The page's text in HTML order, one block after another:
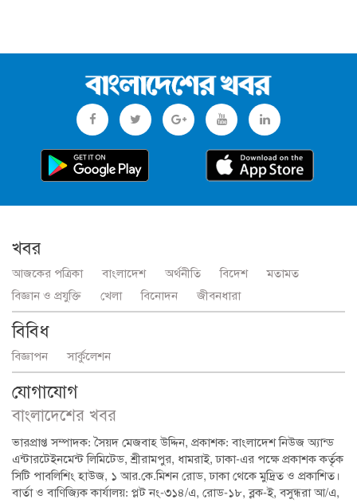
খবর
আজকের পত্রিকা বাংলাদেশ অর্থনীতি বিদেশ
মতামত
বিজ্ঞান ও প্রযুক্তি
খেলা বিনোদন জীবনধারা
বিবিধ
বিজ্ঞাপন সার্কুলেশন
যোগাযোগ
বাংলাদেশের খবর
ভারপ্রাপ্ত সম্পাদক: সৈয়দ মেজবাহ উদ্দিন, প্রকাশক: বাংলাদেশ নিউজ অ্যান্ড
এন্টারটেইনমেন্ট লিমিটেড, শ্রীরামপুর, ধামরাই, ঢাকা-এর পক্ষে প্রকাশক কর্তৃক
সিটি পাবলিশিং হাউজ, ১ আর.কে.মিশন রোড, ঢাকা থেকে মুদ্রিত ও প্রকাশিত।
বার্তা ও বাণিজ্যিক কার্যালয়: প্লট নং-৩১৪/এ, রোড-১৮, ব্লক-ই, বসুন্ধরা আ/এ,